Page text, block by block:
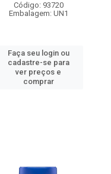
Código: 93720
Embalagem: UN1
Faça seu login ou
cadastre-se para
ver preços e
comprar